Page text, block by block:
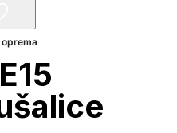
oprema